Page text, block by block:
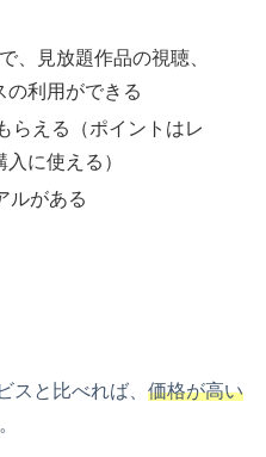
、見放題作品の視聴、
の利用ができる
らえる（ポイントはレ
に使える）
ルがある
スと比べれば、 価格が高い